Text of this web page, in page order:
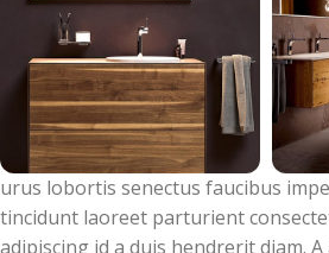
urus lobortis senectus faucibus
tincidunt laoreet parturient
adipiscing id a duis hendrerit diam.